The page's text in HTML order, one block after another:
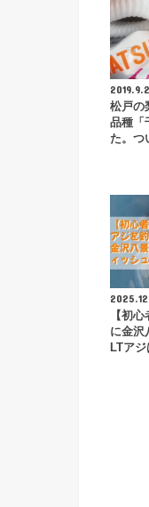
松戸の
品種「
た。つ
【初
に金沢
LTア